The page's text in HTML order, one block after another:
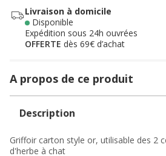
Livraison à domicile
Disponible
Expédition sous 24h ouvrées
OFFERTE dès 69€ d’achat
A propos de ce produit
Description
Griffoir carton style or, utilisable des 2
d'herbe à chat